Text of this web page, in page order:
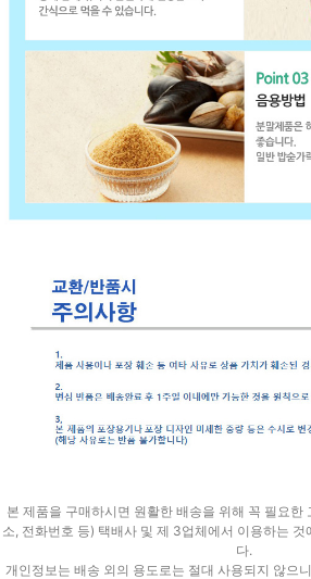
본 제품을 구매하시면 원활한 배송을 위해 꼭 필요한
소, 전화번호 등) 택배사 및 제 3업체에서 이용하는
다.
개인정보는 배송 외의 용도로는 절대 사용되지 않으